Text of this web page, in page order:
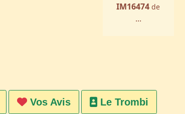
IM16474 de
...
Vos Avis Le Trombi